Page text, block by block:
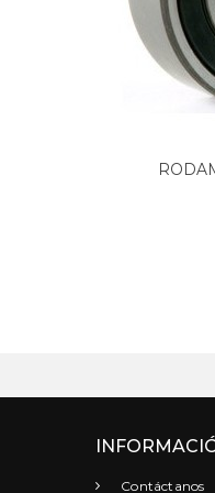
Contáctanos